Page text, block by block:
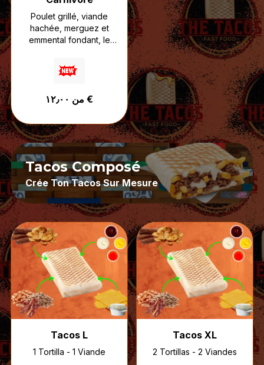
Poulet grillé, viande
hachée, merguez et
emmental fondant, le
sauce fromagère et de
votre sauce au choix.
bien chargée, créée
de viande.
من ١٢٫٠٠ €
Tacos Composé
Crée Ton Tacos Sur Mesure
Tacos L
1 Tortilla - 1 Viande
Tacos XL
2 Tortillas - 2 Viandes